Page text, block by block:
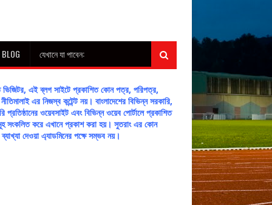
যেখানে যা পাবেন:
ভিজিটর, এই ব্লগ সাইটে প্রকাশিত কোন পত্র, পরিপত্র,
এর নিজস্ব কন্টেন্ট নয়। বাংলাদেশের বিভিন্ন সরকারি,
প্রতিষ্ঠানের ওয়েবসাইট এবং বিভিন্ন ওয়েব পোর্টালে প্রকাশিত
সংকলিত করে এখানে প্রকাশ করা হয়। সুতরাং এর কোন
ব্যাখ্যা দেওয়া এ্যাডমিনের পক্ষে সম্ভব নয়।